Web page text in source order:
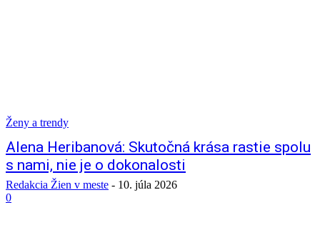
Ženy a trendy
Alena Heribanová: Skutočná krása rastie spolu
s nami, nie je o dokonalosti
Redakcia Žien v meste - 10. júla 2026
0